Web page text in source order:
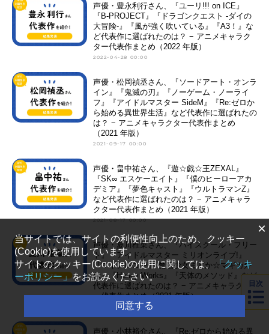
声優・豊永利行さん、『ユーリ!!! on ICE』
『B-PROJECT』『ドラゴンクエスト -ダイの
大冒険-』『風が強く吹いている』『A3！』な
ど代表作に選ばれたのは？ − アニメキャラク
ター代表作まとめ（2022 年版）
2022-04-28 00:00
声優・松岡禎丞さん、『ソードアート・オンラ
イン』『鬼滅の刃』『ノーゲーム・ノーライ
フ』『アイドルマスター SideM』『Re:ゼロか
ら始める異世界生活』など代表作に選ばれたの
は？ − アニメキャラクター代表作まとめ
（2021 年版）
2021-09-17 00:00
声優・畠中祐さん、『遊☆戯☆王ZEXAL』
『SK∞ エスケーエイト』『僕のヒーローアカ
デミア』『夢色キャスト』『ウルトラマンZ』
など代表作に選ばれたのは？ − アニメキャラ
クター代表作まとめ（2021 年版）
2021-08-17 00:00
声優・夏川椎菜さん、『ハイスクール・フリー
ト』『アイドルマスター ミリオンライブ!』
『マギアレコード 魔法少女まどか☆マギカ外
伝』『Honey Works』『天体のメソッド』など
代表作に選ばれたのは？ − アニメキャラクタ
ー代表作まとめ（2021 年版）
2021-07-18 00:00
声優・小林裕介さん、『Re:ゼロから始める異
目次
×
当サイトでは、サイトの利便性向上のため、クッキー
(Cookie)を使用しています。
サイトのクッキー(Cookie)の使用に関しては、「クッキ
ーポリシー」をお読みください。
同意する